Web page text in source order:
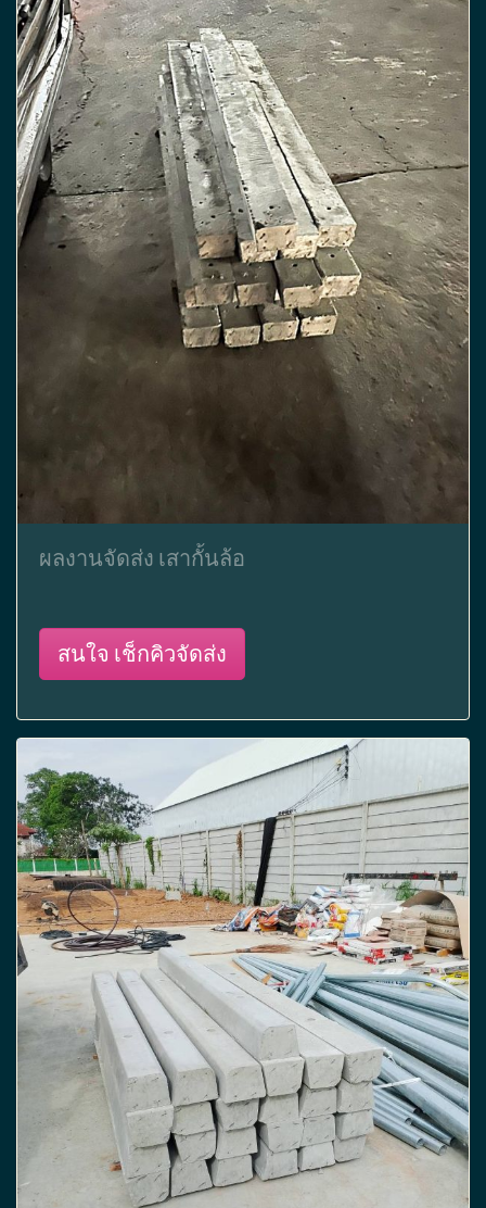
ผลงานจัดส่ง เสากั้นล้อ
สนใจ เช็กคิวจัดส่ง